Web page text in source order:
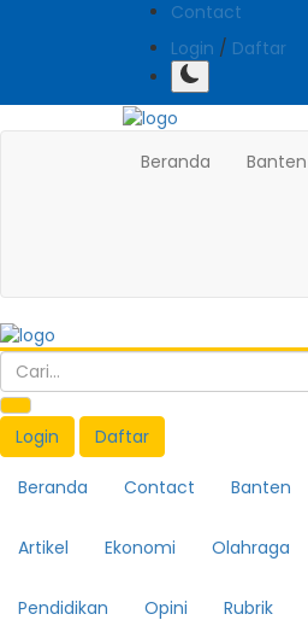
Contact
Login / Daftar
Beranda Banten
Login Daftar
Beranda Contact Banten
Artikel Ekonomi Olahraga
Pendidikan Opini Rubrik